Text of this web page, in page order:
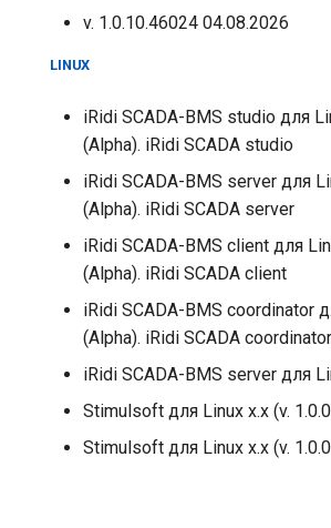
v. 1.0.10.46024 04.08.2026
LINUX
iRidi SCADA-BMS studio для
(Alpha). iRidi SCADA studio
iRidi SCADA-BMS server для
(Alpha). iRidi SCADA server
iRidi SCADA-BMS client для
(Alpha). iRidi SCADA client
iRidi SCADA-BMS coordinator
(Alpha). iRidi SCADA coordinator
iRidi SCADA-BMS server для
Stimulsoft для Linux x.x (v.
Stimulsoft для Linux x.x (v.